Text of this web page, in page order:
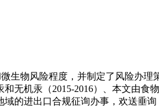
物风险程度，并制定了风险办理
无机汞（2015-2016）、本文由食
的进出口合规征询办事，欢送垂